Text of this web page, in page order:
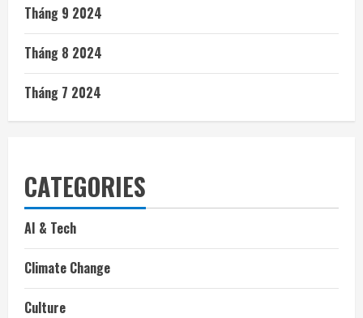
Tháng 9 2024
Tháng 8 2024
Tháng 7 2024
CATEGORIES
AI & Tech
Climate Change
Culture